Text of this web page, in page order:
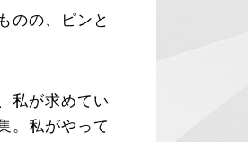
のの、ピンと
私が求めてい
。私がやって